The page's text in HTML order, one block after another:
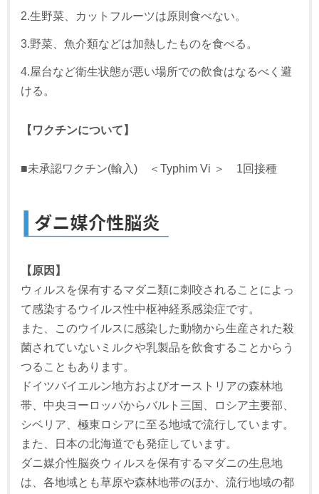
2.生野菜、カットフルーツは原則食べない。
3.野菜、魚介類などは加熱したものを食べる。
4.屋台など衛生状態が悪い場所での飲食はなるべく避
ける。
【ワクチンについて】
■未承認ワクチン(輸入) ＜Typhim Vi ＞ 1回接種
【原因】
ウィルスを保有するマダニ類に刺咬されることによっ
て感染するウイルス性中枢神経系感染症です。
また、このウイルスに感染した動物から生産された殺
菌されていないミルクや乳製品を飲食することからう
つることもあります。
ドイツバイエルン地方およびオーストリアの森林地
帯、中央ヨーロッパからバルト三国、ロシア主要部、
シベリア、極東ロシアに至る地域で流行しています。
また、日本の北海道でも発症しています。
ダニ媒介性脳炎ウィルスを保有するマダニの生息地
は、各地域とも草原や森林地帯のほか、流行地域の都